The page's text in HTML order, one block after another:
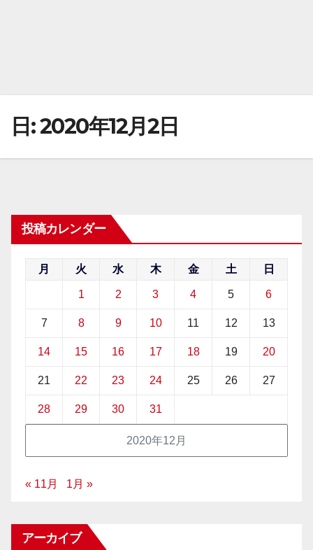
日:2020年12月2日
投稿カレンダー
2020年12月
月 火 水 木 金 土 日
1 2 3 4 5 6
7 8 9 10 11 12 13
14 15 16 17 18 19 20
21 22 23 24 25 26 27
28 29 30 31
« 11月 1月 »
アーカイブ